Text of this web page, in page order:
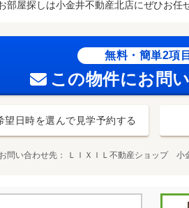
部屋探しは小金井不動産北店にぜひお任
無料・簡単2項
この物件にお問
望日時を選んで見学予約する
お問い合わせ先 ＬＩＸＩＬ不動産ショップ